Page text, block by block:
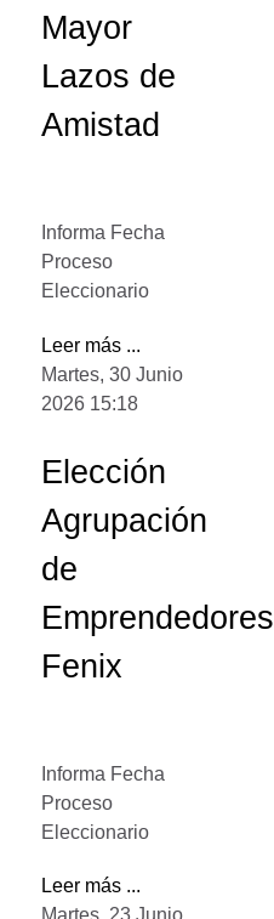
Mayor
Lazos de
Amistad
Informa Fecha
Proceso
Eleccionario
Leer más ...
Martes, 30 Junio
2026 15:18
Elección
Agrupación
de
Emprendedores
Fenix
Informa Fecha
Proceso
Eleccionario
Leer más ...